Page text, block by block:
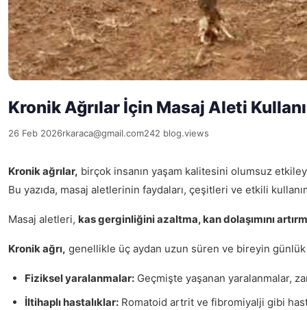
Kronik Ağrılar İçin Masaj Aleti
26 Feb 2026rkaraca@gmail.com242 blog.views
Kronik ağrılar, birçok insanın yaşam kalitesini olumsuz
Bu yazıda, masaj aletlerinin faydaları, çeşitleri ve etkili
Masaj aletleri, kas gerginliğini azaltma, kan dolaşımını
Kronik ağrı, genellikle üç aydan uzun süren ve bireyin
Fiziksel yaralanmalar: Geçmişte yaşanan yaralanmalar,
İltihaplı hastalıklar: Romatoid artrit ve fibromiyalji gibi